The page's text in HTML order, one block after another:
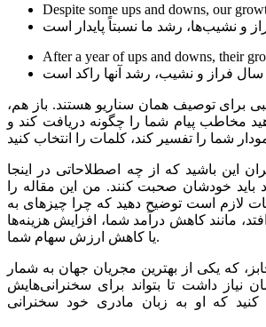
Despite some ups and downs, our
After a year of ups and downs, their
برای توصیف همان سناریو هستند. باز هم،
مخاطب پیام شما را چگونه دریافت کند و
این باشید که از چه اصطلاحاتی در اینجا
باید خودشان صحبت کنند. من این مقاله را
لازم است توضیح دهید که چرا چیزهای به
مانند کاهش درآمد شما، افزایش هزینه‌ها
یا کاهش ارزش سهام شما.
که یکی از بهترین مجریان جهان به شمار
نیاز داشت تا بتواند برای سخنرانی‌هایش
که او به زبان مادری خود سخنرانی